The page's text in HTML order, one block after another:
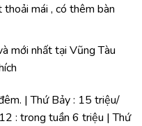
thoải mái , có thêm bàn
mới nhất tại Vũng Tàu
| Thứ Bảy : 15 triệu/
: trong tuần 6 triệu | Thứ